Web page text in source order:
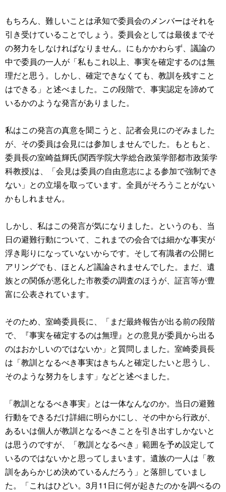
もちろん、難しいことは承知で委員会のメンバーはそれを
引き受けていることでしょう。委員会としては最後までそ
の努力をしなければなりません。にもかかわらず、議論の
中で委員の一人が「私もこれ以上、事実を確定するのは無
理だと思う。しかし、確定できなくても、教訓を残すこと
はできる」と述べました。この段階で、事実認定を諦めて
いるかのような発言がありました。
私はこの発言の真意を聞こうと、記者会見にのぞみました
が、その委員は会見には参加しませんでした。もともと、
委員長の室崎益輝氏(関西学院大学総合政策学部都市政策学
科教授)は、「会見は委員の自由意志による参加で強制でき
ない」との立場を取っています。全員がそろうことがない
かもしれません。
しかし、私はこの発言が気になりました。というのも、当
日の避難行動について、これまでの会合では細かな事実が
浮き彫りになっていないからです。そして有識者の公開ヒ
アリングでも、ほとんど議論されませんでした。まだ、遺
族との関係が悪化した市教委の調査のほうが、証言等が豊
富に公表されています。
そのため、室崎委員長に、「まだ最終報告が出る前の段階
で、『事実を確定するのは無理』との意見が委員から出る
のはおかしいのではないか」と質問しました。室崎委員長
は「教訓となるべき事実はきちんと確定したいと思うし、
そのような努力をします」などと述べました。
「教訓となるべき事実」とは一体なんなのか。当日の避難
行動をできるだけ詳細に明らかにし、その中から行政が、
あるいは個人が教訓となるべきことを引き出すしかないと
は思うのですが、「教訓となるべき」範囲を予め設定して
いるのではないかと思ってしまいます。遺族の一人は「教
訓をあらかじめ決めているんだろう」と落胆していまし
た。「これはひどい。3月11日に何が起きたのかを調べるの